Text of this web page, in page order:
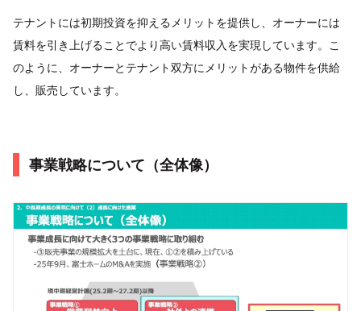
テナントには初期投資を抑えるメリットを提供し、オーナーには
賃料を引き上げることでより高い賃料収入を実現しています。こ
のように、オーナーとテナント双方にメリットがある物件を供給
し、販売しています。
事業戦略について（全体像）